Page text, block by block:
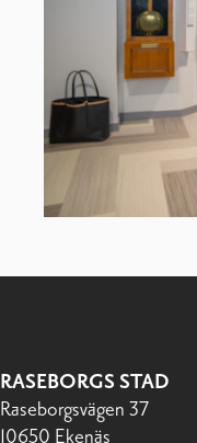
RASEBORGS STAD
Raseborgsvägen 37
10650 Ekenäs